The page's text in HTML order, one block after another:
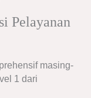
Pelayanan
masing-
1 dari